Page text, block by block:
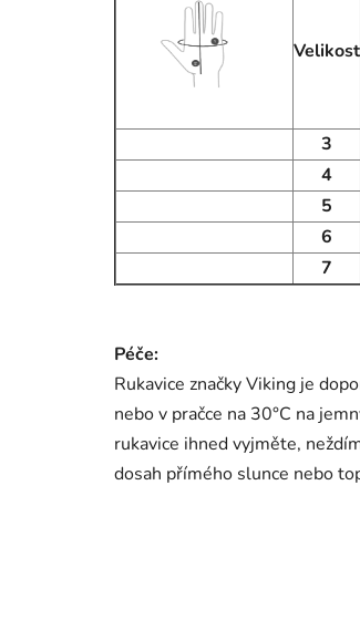
Velikost
3
4
5
6
7
Péče:
Rukavice značky Viking je
nebo v pračce na 30°C na
rukavice ihned vyjměte,
dosah přímého slunce nebo